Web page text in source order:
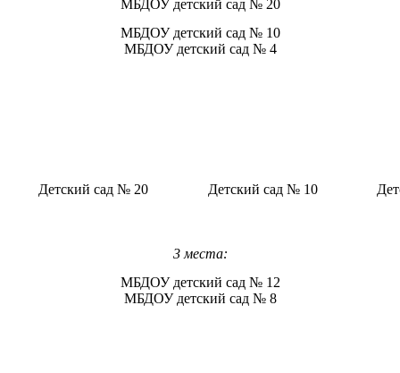
МБДОУ детский сад № 20
МБДОУ детский сад № 10
МБДОУ детский сад № 4
Детский сад № 20 Детский сад № 10
3 места:
МБДОУ детский сад № 12
МБДОУ детский сад № 8